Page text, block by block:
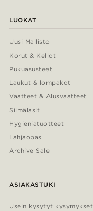
LUOKAT
Uusi Mallisto
Korut & Kellot
Pukuasusteet
Laukut & lompakot
Vaatteet & Alusvaatteet
Silmälasit
Hygieniatuotteet
Lahjaopas
Archive Sale
ASIAKASTUKI
Usein kysytyt kysymykset